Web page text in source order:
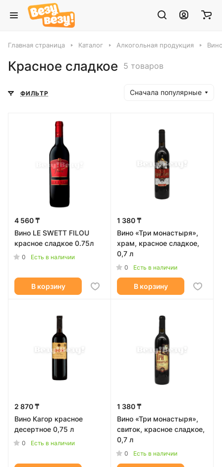
Главная страница Каталог Алкогольная продукция
Красное сладкое 5 товаров
ФИЛЬТР Сначала популярные
4 560 ₸
Вино LE SWETT FILOU
красное сладкое 0.75л
0 Есть в наличии
В корзину
1 380 ₸
Вино «Три монастыря»,
храм, красное сладкое,
0,7 л
0 Есть в наличии
В корзину
2 870 ₸
Вино Кагор красное
десертное 0,75 л
0 Есть в наличии
1 380 ₸
Вино «Три монастыря»,
свиток, красное сладкое,
0,7 л
0 Есть в наличии